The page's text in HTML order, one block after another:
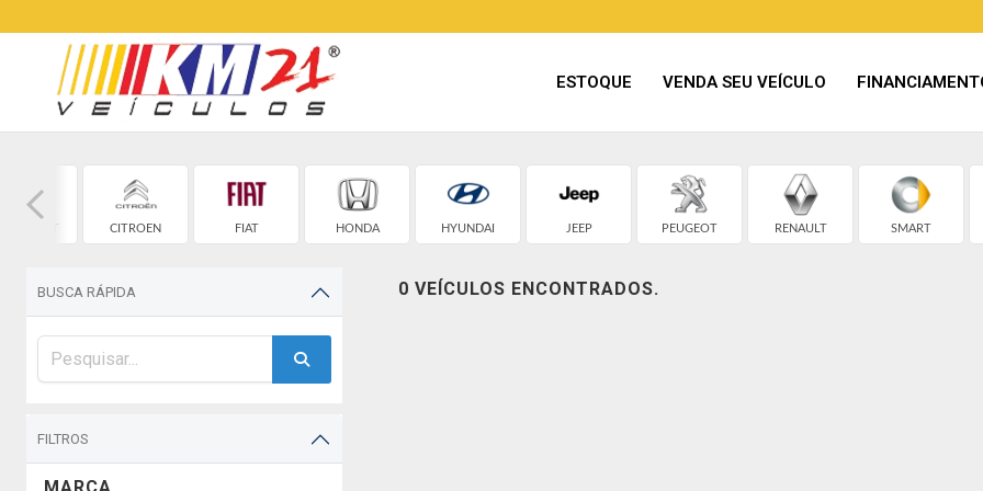
ESTOQUE VENDA SEU VEÍCULO
CITROEN FIAT HONDA HYUNDAI JEEP PEUGEOT RENAULT SMART
BUSCA RÁPIDA
FILTROS
0 VEÍCULOS ENCONTRADOS.